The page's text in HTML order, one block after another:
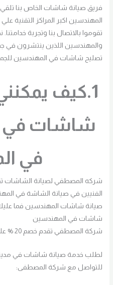
فريق صيانة شاشات الخاص بنا
المهندسين اكبر المراكز التقنية
تقوموا بالاتصال بنا وتجربة
والمهندسين اللذين ينتشرون في
تصليح شاشات في المهندسين
1.كيف
شاشات في
في
شركه المصطفي لصيانة الشاشات
الفنيين في صيانة الشاشة في
صيانة شاشات المهندسين فما
شاشات في المهندسين
شركة المصطفي تقدم خصم 20 % علي صيانة شاشات في المهندسين ))
لطلب خدمة صيانة شاشات في مدينتي
للتواصل مع شركة المصطفى: